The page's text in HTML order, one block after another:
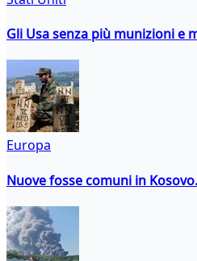
Gli Usa senza più munizioni e
Europa
Nuove fosse comuni in